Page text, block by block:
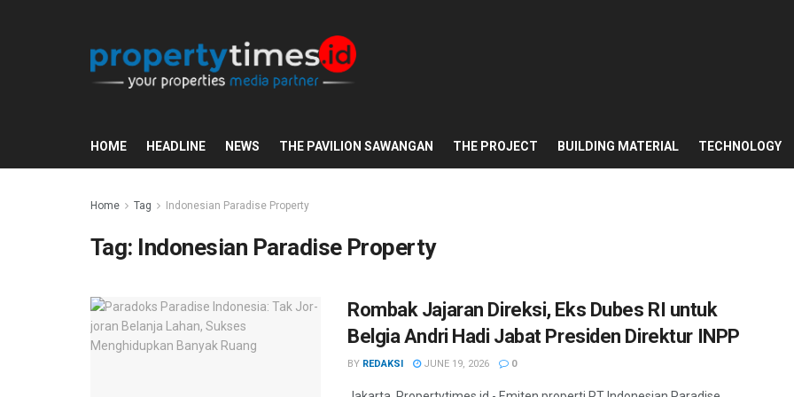
HOME HEADLINE NEWS THE PAVILION SAWANGAN THE PROJECT BUILDING MATERIAL TECHNOLOGY
Home Tag Indonesian Paradise Property
Tag: Indonesian Paradise Property
Rombak Jajaran Direksi, Eks Dubes RI untuk
Belgia Andri Hadi Jabat Presiden Direktur INPP
BY REDAKSI JUNE 19, 2026 0